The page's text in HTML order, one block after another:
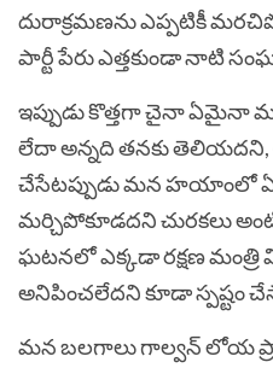
దురాక్ర‌మ‌ణ‌ను ఎప్ప‌టికీ
పార్టీ పేరు ఎత్తకుండా నాటి
ఇప్పుడు కొత్త‌గా చైనా ఏమైనా
లేదా అన్న‌ది త‌న‌కు
చేసేట‌ప్పుడు మ‌న హయాంలో
మ‌ర్చిపోకూడ‌ద‌ని చురకలు
ఘ‌ట‌న‌లో ఎక్క‌డా ర‌క్ష‌ణ మంత్రి
అనిపించ‌లేద‌ని కూడా స్పష్టం
మ‌న బ‌ల‌గాలు గాల్వ‌న్ లోయ